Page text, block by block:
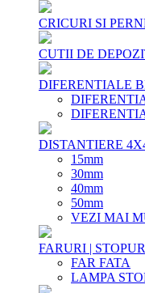
CRICURI SI
CUTII DE
DIFERENTIALE
DISTANTIERE
15mm
30mm
40mm
50mm
VEZI MAI
FARURI |
FAR FATA
LAMPA